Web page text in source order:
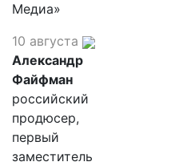
Медиа»
10 августа
Александр
Файфман
российский
продюсер,
первый
заместитель